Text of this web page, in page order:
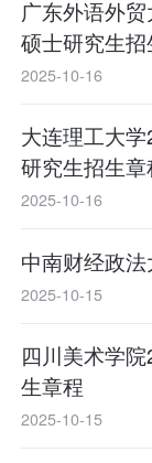
广东外语外
硕士研究生
2025-10-16
大连理工大
研究生招生章
2025-10-16
中南财经政
2025-10-15
四川美术学
生章程
2025-10-15